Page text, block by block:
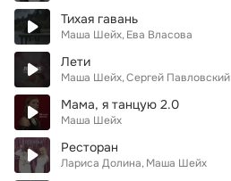
Тихая гавань
Маша Шейх Ева Власова
Лети
Маша Шейх Сергей Павловский
Мама, я танцую 2.0
Маша Шейх
Ресторан
Лариса Долина Маша Шейх